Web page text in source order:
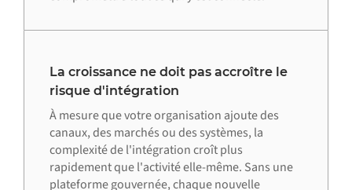
La croissance ne doit pas accroître le
risque d'intégration
À mesure que votre organisation ajoute des
canaux, des marchés ou des systèmes, la
complexité de l'intégration croît plus
rapidement que l'activité elle-même. Sans une
plateforme gouvernée, chaque nouvelle